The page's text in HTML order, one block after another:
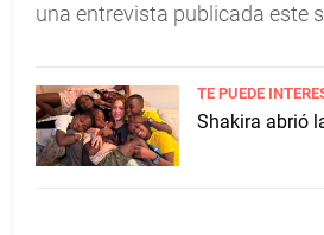
una entrevista publicada este
TE PUEDE
Shakira abrió